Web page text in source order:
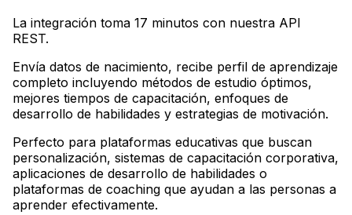
La integración toma 17 minutos con nuestra API
REST.
Envía datos de nacimiento, recibe perfil de aprendizaje
completo incluyendo métodos de estudio óptimos,
mejores tiempos de capacitación, enfoques de
desarrollo de habilidades y estrategias de motivación.
Perfecto para plataformas educativas que buscan
personalización, sistemas de capacitación corporativa,
aplicaciones de desarrollo de habilidades o
plataformas de coaching que ayudan a las personas a
aprender efectivamente.